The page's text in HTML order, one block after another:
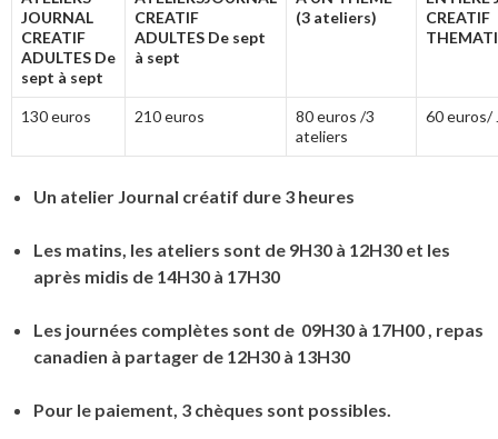
JOURNAL
CREATIF
ADULTES De
sept à sept
CREATIF
ADULTES De sept
à sept
(3 ateliers)
CREATIF
130 euros 210 euros
80 euros /3
ateliers
60 euros/
Un atelier Journal créatif dure 3 heures
Les matins, les ateliers sont de 9H30 à 12H30 et les
après midis de 14H30 à 17H30
Les journées complètes sont de 09H30 à 17H00 , repas
canadien à partager de 12H30 à 13H30
Pour le paiement, 3 chèques sont possibles.